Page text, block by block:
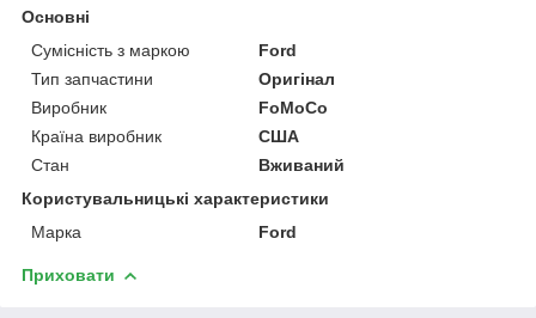
Основні
Сумісність з маркою
Ford
Тип запчастини
Оригінал
Виробник
FoMoCo
Країна виробник
США
Стан
Вживаний
Користувальницькі характеристики
Марка
Ford
Приховати